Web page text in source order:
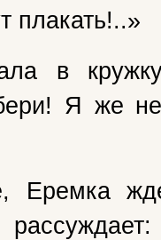
плакать!..»
в
Я же
Еремка